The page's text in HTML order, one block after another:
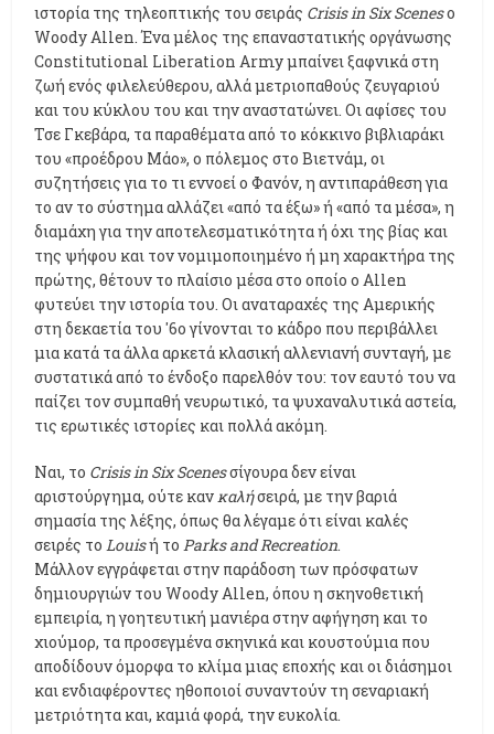
ιστορία της τηλεοπτικής του σειράς Crisis in Six Scenesο
Woody Allen. Ένα μέλος της επαναστατικής οργάνωσης
Constitutional Liberation Army μπαίνει ξαφνικά στη
ζωή ενός φιλελεύθερου, αλλά μετριοπαθούς ζευγαριού
και του κύκλου του και την αναστατώνει. Οι αφίσες του
Τσε Γκεβάρα, τα παραθέματα από το κόκκινο βιβλιαράκι
του «προέδρου Μάο», ο πόλεμος στο Βιετνάμ, οι
συζητήσεις για το τι εννοεί ο Φανόν, η αντιπαράθεση για
το αν το σύστημα αλλάζει «από τα έξω» ή «από τα μέσα», η
διαμάχη για την αποτελεσματικότητα ή όχι της βίας και
της ψήφου και τον νομιμοποιημένο ή μη χαρακτήρα της
πρώτης, θέτουν το πλαίσιο μέσα στο οποίο ο Allen
φυτεύει την ιστορία του. Οι αναταραχές της Αμερικής
στη δεκαετία του '6ο γίνονται το κάδρο που περιβάλλει
μια κατά τα άλλα αρκετά κλασική αλλενιανή συνταγή, με
συστατικά από το ένδοξο παρελθόν του: τον εαυτό του να
παίζει τον συμπαθή νευρωτικό, τα ψυχαναλυτικά αστεία,
τις ερωτικές ιστορίες και πολλά ακόμη.
Ναι, το Crisis in Six Scenesσίγουρα δεν είναι
αριστούργημα, ούτε καν καλήσειρά, με την βαριά
σημασία της λέξης, όπως θα λέγαμε ότι είναι καλές
σειρές το Louisή το Parks and Recreation.
Μάλλον εγγράφεται στην παράδοση των πρόσφατων
δημιουργιών του Woody Allen, όπου η σκηνοθετική
εμπειρία, η γοητευτική μανιέρα στην αφήγηση και το
χιούμορ, τα προσεγμένα σκηνικά και κουστούμια που
αποδίδουν όμορφα το κλίμα μιας εποχής και οι διάσημοι
και ενδιαφέροντες ηθοποιοί συναντούν τη σεναριακή
μετριότητα και, καμιά φορά, την ευκολία.